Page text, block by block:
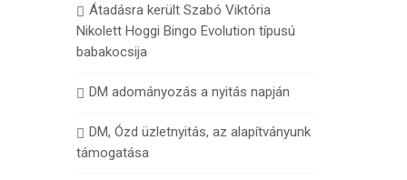
Átadásra került Szabó Viktória
Nikolett Hoggi Bingo Evolution típusú
babakocsija
DM adományozás a nyitás napján
DM, Ózd üzletnyitás, az alapítványunk
támogatása